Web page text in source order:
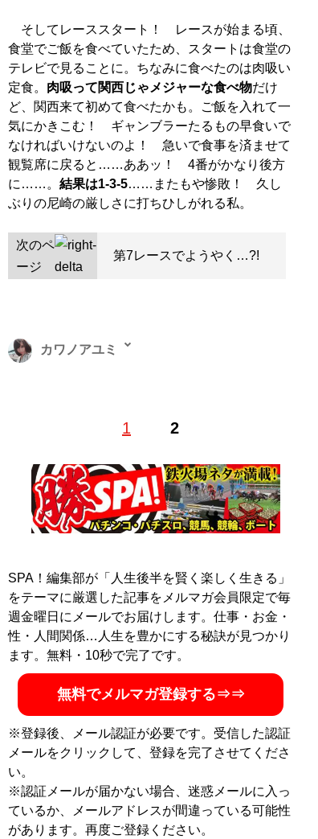
そしてレーススタート！ レースが始まる頃、
食堂でご飯を食べていたため、スタートは食堂の
テレビで見ることに。ちなみに食べたのは肉吸い
定食。 肉吸って関西じゃメジャーな食べ物だけ
ど、関西来て初めて食べたかも。ご飯を入れて一
気にかきこむ！ ギャンブラーたるもの早食いで
なければいけないのよ！ 急いで食事を済ませて
観覧席に戻ると……ああッ！ 4番がかなり後方
に……。 結果は1-3-5……またもや惨敗！ 久し
ぶりの尼崎の厳しさに打ちひしがれる私。
次のペ
ージ
第7レースでようやく…?!
1 2
カワノアユミ
ター。現在はタイと日本を往復し、夜の街やタイに住む
ジアの日本人キャバクラに潜入就職した著書『底辺キャ
バ嬢、アジアでナンバー1になる』（イーストプレス）
が発売中。X（旧Twitter）：＠ayumikawano
SPA！編集部が「人生後半を賢く楽しく生きる」
をテーマに厳選した記事をメルマガ会員限定で毎
週金曜日にメールでお届けします。仕事・お金・
性・人間関係…人生を豊かにする秘訣が見つかり
ます。無料・10秒で完了です。
無料でメルマガ登録する⇒⇒
※登録後、メール認証が必要です。受信した認証
メールをクリックして、登録を完了させてくださ
い。
※認証メールが届かない場合、迷惑メールに入っ
ているか、メールアドレスが間違っている可能性
があります。再度ご登録ください。